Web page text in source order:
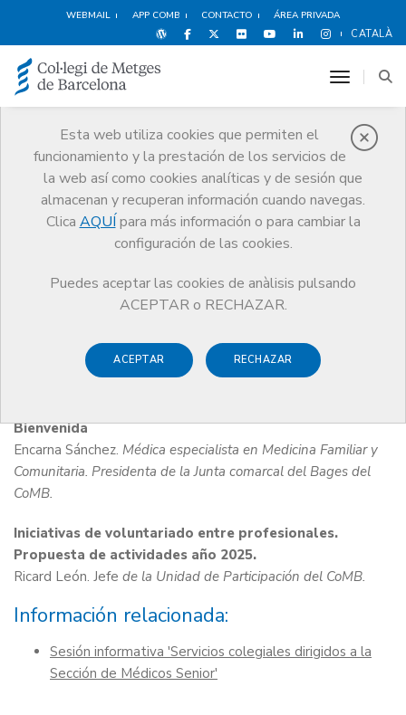
WEBMAIL APP COMB CONTACTO ÁREA PRIVADA
CATALÀ
Esta web utiliza cookies que permiten el
funcionamiento y la prestación de los servicios de
la web así como cookies analíticas y de sesión que
almacenan y recuperan información cuando navegas.
Clica AQUÍ para más información o para cambiar la
configuración de las cookies.
Puedes aceptar las cookies de anàlisis pulsando
ACEPTAR o RECHAZAR.
ACEPTAR RECHAZAR
toggle
Agenda
Comunicación
Sesión informativa 'Servicios colegiales dirigidos a la Sección de
Médicos Senior'
Sesión informativa 'Servicios
colegiales dirigidos a la
Sección de Médicos Senior'
Bienvenida
Encarna Sánchez. Médica especialista en Medicina Familiar y
Comunitaria. Presidenta de la Junta comarcal del Bages del
CoMB.
Iniciativas de voluntariado entre profesionales.
Propuesta de actividades año 2025.
Ricard León. Jefe de la Unidad de Participación del CoMB.
Información relacionada:
Sesión informativa 'Servicios colegiales dirigidos a la
Sección de Médicos Senior'